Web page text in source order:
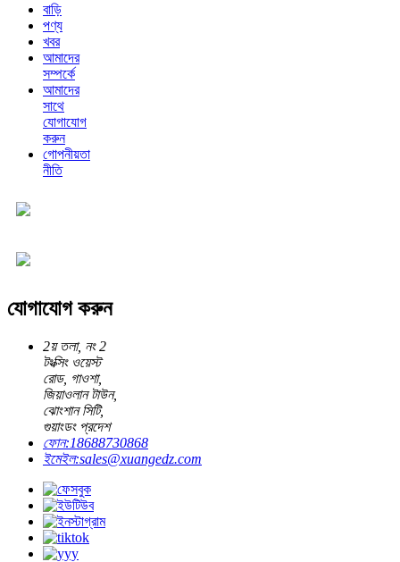
বাড়ি
পণ্য
খবর
আমাদের
সম্পর্কে
আমাদের
সাথে
যোগাযোগ
করুন
গোপনীয়তা
নীতি
যোগাযোগ করুন
2য় তলা, নং 2
টংক্সিং ওয়েস্ট
রোড, গাওশা,
জিয়াওলান টাউন,
ঝোংশান সিটি,
গুয়াংডং প্রদেশ
ফোন:18688730868
ইমেইল:sales@xuangedz.com